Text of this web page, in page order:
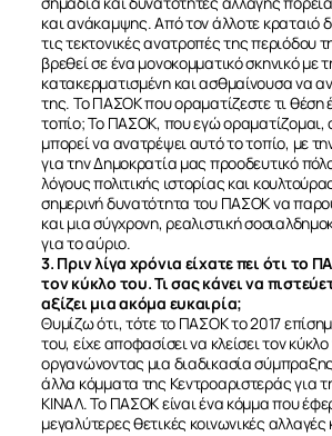
και ανάκαμψης. Από τον άλλοτε κραταιό
τις τεκτονικές ανατροπές της περιόδου
βρεθεί σε ένα μονοκομματικό σκηνικό με
κατακερματισμένη και ασθμαίνουσα να
της. Το ΠΑΣΟΚ που οραματίζεστε τι θέση
τοπίο; Το ΠΑΣΟΚ, που εγώ οραματίζομαι,
μπορεί να ανατρέψει αυτό το τοπίο, με
για την Δημοκρατία μας προοδευτικό
λόγους πολιτικής ιστορίας και
σημερινή δυνατότητα του ΠΑΣΟΚ να
και μια σύγχρονη, ρεαλιστική
για το αύριο.
3. Πριν λίγα χρόνια είχατε πει ότι το
τον κύκλο του. Τι σας κάνει να
αξίζει μια ακόμα ευκαιρία;
Θυμίζω ότι, τότε το ΠΑΣΟΚ το 2017
του, είχε αποφασίσει να κλείσει τον
οργανώνοντας μια διαδικασία
άλλα κόμματα της Κεντροαριστεράς για
ΚΙΝΑΛ. Το ΠΑΣΟΚ είναι ένα κόμμα που
μεγαλύτερες θετικές κοινωνικές αλλαγές